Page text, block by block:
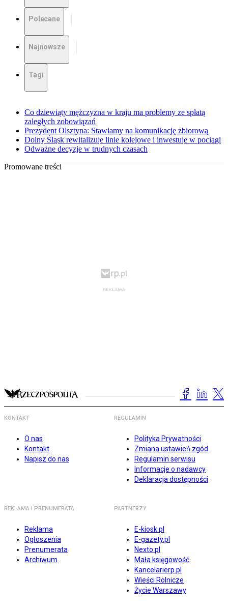
Polecane
Najnowsze
Tagi
Co dziewiąty mężczyzna w kraju ma problemy ze spłatą
zaległych zobowiązań
Prezydent Olsztyna: Stawiamy na komunikację zbiorową
Dolny Śląsk rewitalizuje linie kolejowe i inwestuje w pociągi
Odważne decyzje w trudnych czasach
Promowane treści
KONTAKT
O nas
Kontakt
Napisz do nas
REGULAMIN
Polityka Prywatności
Zmiana ustawień zgód
Regulamin serwisu
Informacje o nadawcy
Deklaracja dostępności
REKLAMA I PRENUMERATA
Reklama
Ogłoszenia
Prenumerata
Archiwum
PARTNERZY
E-kiosk.pl
E-gazety.pl
Nexto.pl
Mała księgowość
Kancelarierp.pl
Wieści Rolnicze
Życie Warszawy